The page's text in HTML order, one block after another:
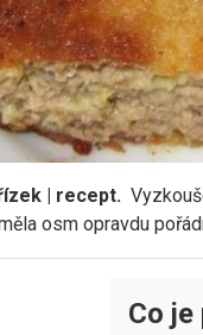
| recept.
osm opravdu
Co je